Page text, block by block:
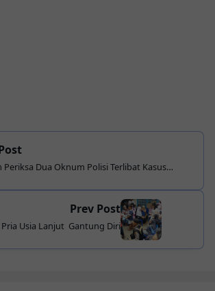
Periksa Dua Oknum Polisi Terlibat Kasus
Prev Post
Usia Lanjut Gantung Diri